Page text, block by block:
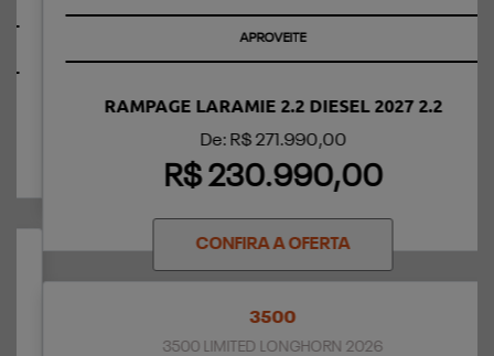
APROVEITE
RAMPAGE LARAMIE 2.2 DIESEL 2027 2.2
De: R$ 271.990,00
R$ 230.990,00
CONFIRA A OFERTA
3500
3500 LIMITED LONGHORN 2026